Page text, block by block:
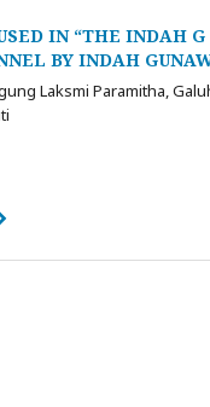
IN “THE INDAH G
BY INDAH
Laksmi Paramitha,